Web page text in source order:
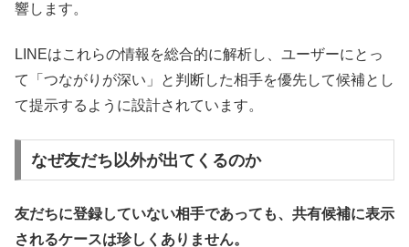
響します。
LINEはこれらの情報を総合的に解析し、ユーザーにとっ
て「つながりが深い」と判断した相手を優先して候補とし
て提示するように設計されています。
なぜ友だち以外が出てくるのか
友だちに登録していない相手であっても、共有候補に表示
されるケースは珍しくありません。